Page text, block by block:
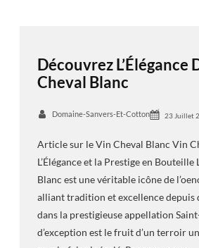
Découvrez L’Élégance
Cheval Blanc
Domaine-Sanvers-Et-Cotton 23 Juillet
Article sur le Vin Cheval Blanc Vin
L’Élégance et la Prestige en Bouteille
Blanc est une véritable icône de
alliant tradition et excellence depuis
dans la prestigieuse appellation
d’exception est le fruit d’un terroir